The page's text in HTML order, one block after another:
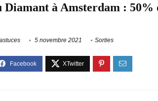
Diamant à Amsterdam : 50%
5 novembre 2021 Sorties